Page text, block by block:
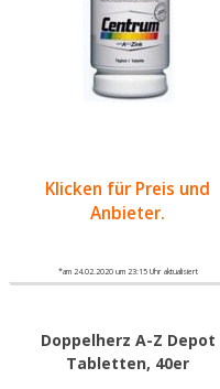
Klicken für Preis und
Anbieter.
*am 24.02.2020 um 23:15 Uhr aktualisiert
Doppelherz A-Z Depot
Tabletten, 40er